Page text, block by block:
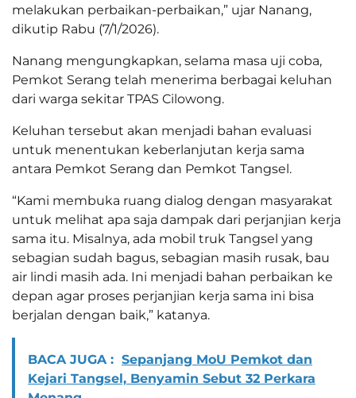
melakukan perbaikan-perbaikan,” ujar Nanang,
dikutip Rabu (7/1/2026).
Nanang mengungkapkan, selama masa uji coba,
Pemkot Serang telah menerima berbagai keluhan
dari warga sekitar TPAS Cilowong.
Keluhan tersebut akan menjadi bahan evaluasi
untuk menentukan keberlanjutan kerja sama
antara Pemkot Serang dan Pemkot Tangsel.
“Kami membuka ruang dialog dengan masyarakat
untuk melihat apa saja dampak dari perjanjian kerja
sama itu. Misalnya, ada mobil truk Tangsel yang
sebagian sudah bagus, sebagian masih rusak, bau
air lindi masih ada. Ini menjadi bahan perbaikan ke
depan agar proses perjanjian kerja sama ini bisa
berjalan dengan baik,” katanya.
BACA JUGA : Sepanjang MoU Pemkot dan
Kejari Tangsel, Benyamin Sebut 32 Perkara